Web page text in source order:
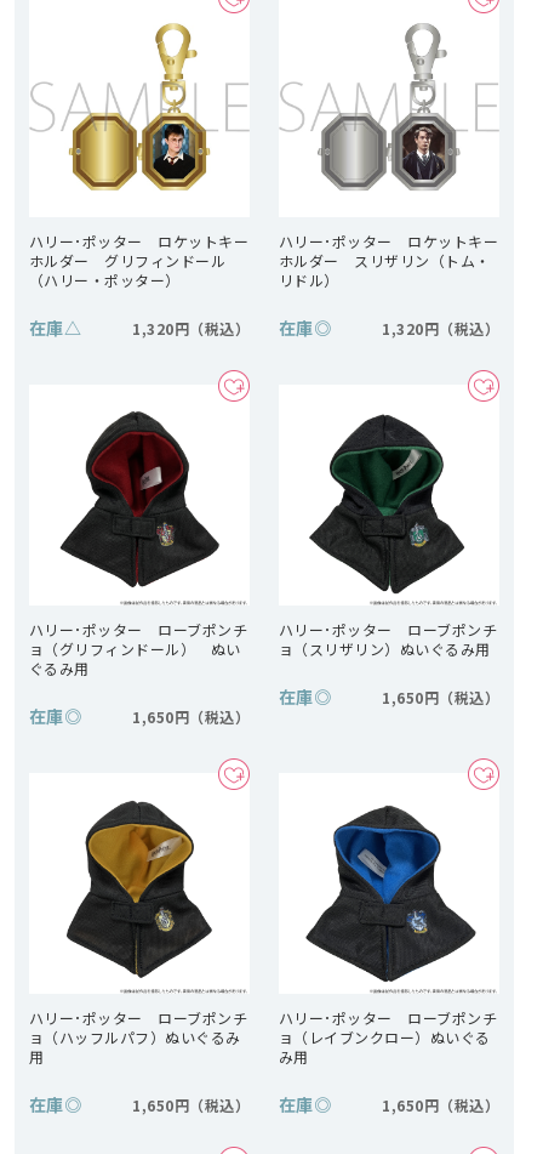
ハリー･ポッター ロケットキー
ホルダー グリフィンドール
（ハリー・ポッター）
在庫△ 1,320円
ハリー･ポッター ロケットキー
ホルダー スリザリン（トム・
リドル）
在庫◎ 1,320円
ハリー･ポッター ローブポンチ
ョ（グリフィンドール） ぬい
ぐるみ用
在庫◎ 1,650円
ハリー･ポッター ローブポンチ
ョ（スリザリン）ぬいぐるみ用
在庫◎ 1,650円
ハリー･ポッター ローブポンチ
ョ（ハッフルパフ）ぬいぐるみ
用
在庫◎ 1,650円
ハリー･ポッター ローブポンチ
ョ（レイブンクロー）ぬいぐる
み用
在庫◎ 1,650円